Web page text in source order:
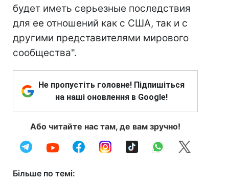
будет иметь серьезные последствия
для ее отношений как с США, так и с
другими представителями мирового
сообщества".
Не пропустіть головне! Підпишіться
на наші оновлення в Google!
Або читайте нас там, де вам зручно!
Більше по темі: